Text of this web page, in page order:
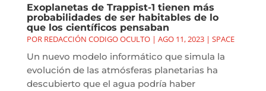
Exoplanetas de Trappist-1 tienen más
probabilidades de ser habitables de lo
que los científicos pensaban
POR REDACCIÓN CODIGO OCULTO| AGO 11, 2023| SPACE
Un nuevo modelo informático que simula la
evolución de las atmósferas planetarias ha
descubierto que el agua podría haber